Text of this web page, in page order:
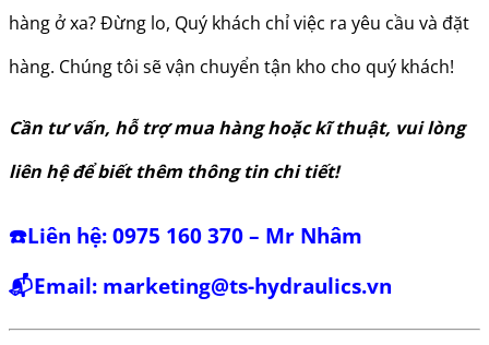
hàng ở xa? Đừng lo, Quý khách chỉ việc ra yêu cầu và đặt
hàng. Chúng tôi sẽ vận chuyển tận kho cho quý khách!
Cần tư vấn, hỗ trợ mua hàng hoặc kĩ thuật, vui lòng
liên hệ để biết thêm thông tin chi tiết!
☎️Liên hệ: 0975 160 370 – Mr Nhâm
📬Email: marketing@ts-hydraulics.vn